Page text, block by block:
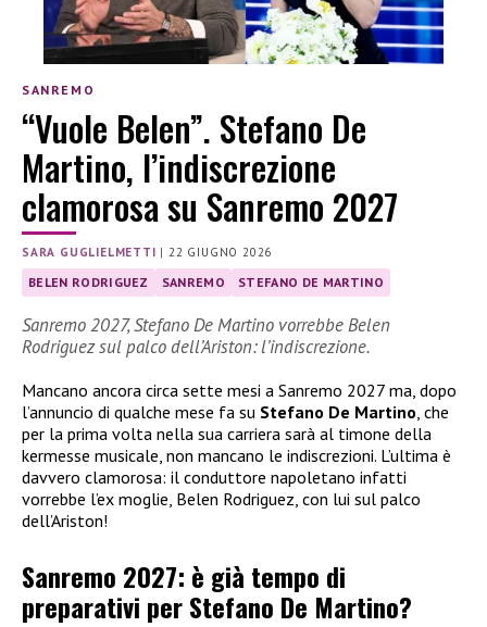
SANREMO
“Vuole Belen”. Stefano De
Martino, l’indiscrezione
clamorosa su Sanremo 2027
SARA GUGLIELMETTI | 22 GIUGNO 2026
BELEN RODRIGUEZ SANREMO STEFANO DE MARTINO
Sanremo 2027, Stefano De Martino vorrebbe Belen
Rodriguez sul palco dell’Ariston: l’indiscrezione.
Mancano ancora circa sette mesi a Sanremo 2027 ma, dopo
l’annuncio di qualche mese fa su Stefano De Martino, che
per la prima volta nella sua carriera sarà al timone della
kermesse musicale, non mancano le indiscrezioni. L’ultima è
davvero clamorosa: il conduttore napoletano infatti
vorrebbe l’ex moglie, Belen Rodriguez, con lui sul palco
dell’Ariston!
Sanremo 2027: è già tempo di
preparativi per Stefano De Martino?